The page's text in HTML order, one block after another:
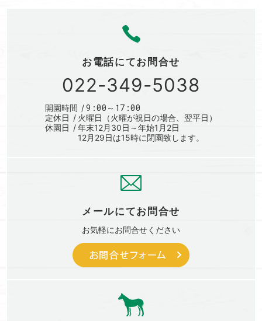
お電話にてお問合せ
022-349-5038
開園時間 9:00～17:00
定休日
火曜日（火曜が祝日の場合、翌平日）
休園日
年末12月30日～年始1月2日
12月29日は15時に閉園致します。
メールにてお問合せ
お気軽にお問合せください